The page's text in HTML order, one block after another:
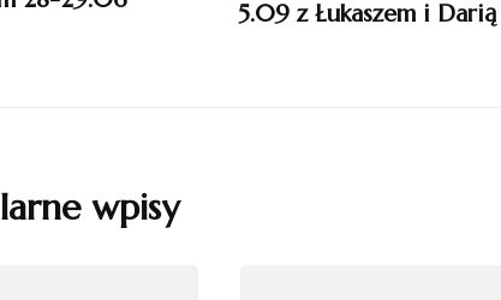
5.09 z Łukaszem i Darią
wpisy